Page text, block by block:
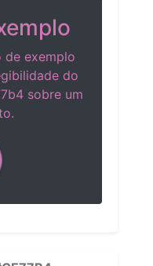
de exemplo
do
sobre um